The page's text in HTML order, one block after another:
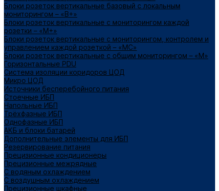
Блоки розеток вертикальные базовый с локальным
мониторингом – «В+»
Блоки розеток вертикальные с мониторингом каждой
розетки – «М+»
Блоки розеток вертикальные с мониторингом, контролем и
управлением каждой розеткой – «МС»
Блоки розеток вертикальные с общим мониторингом – «М»
Горизонтальные PDU
Система изоляции коридоров ЦОД
Микро ЦОД
Источники бесперебойного питания
Стоечные ИБП
Напольные ИБП
Трёхфазные ИБП
Однофазные ИБП
АКБ и блоки батарей
Дополнительные элементы для ИБП
Резервирование питания
Прецизионные кондиционеры
Прецизионные межрядные
С водяным охлаждением
С воздушным охлаждением
Прецизионные шкафные